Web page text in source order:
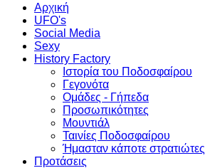
Αρχική
UFO's
Social Media
Sexy
History Factory
Ιστορία του Ποδοσφαίρου
Γεγονότα
Ομάδες - Γήπεδα
Προσωπικότητες
Μουντιάλ
Ταινίες Ποδοσφαίρου
Ήμασταν κάποτε στρατιώτες
Προτάσεις